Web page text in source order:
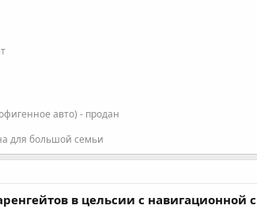
авто) - продан
для большой семьи
в цельсии с навигационной